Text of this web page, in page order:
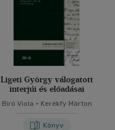
Ligeti György válogatott
interjúi és előadásai
Biró Viola - Kerékfy Márton
Könyv